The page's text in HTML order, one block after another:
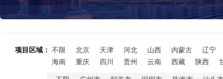
项目区域： 不限 北京 天津 河北 山西 内蒙古
辽宁
海南
重庆 四川 贵州 云南 西藏 陕西